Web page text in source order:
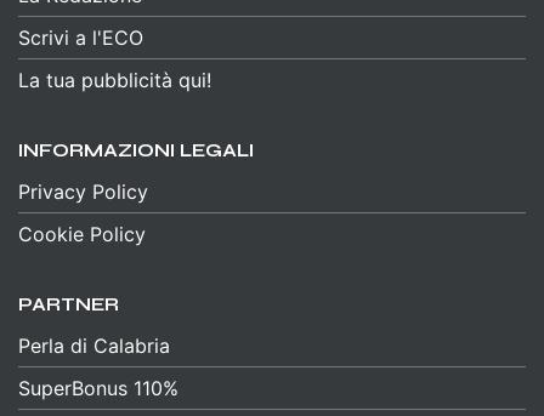
Scrivi a l'ECO
La tua pubblicità qui!
INFORMAZIONI LEGALI
Privacy Policy
Cookie Policy
PARTNER
Perla di Calabria
SuperBonus 110%